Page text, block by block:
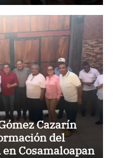
Cazarín
del
Cosamaloapan